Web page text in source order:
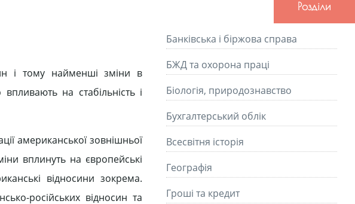
і тому найменші зміни в
на стабільність і
американської зовнішньої
вплинуть на європейські
відносини зокрема.
російських відносин та
Розділи
Банківська і біржова справа
БЖД та охорона праці
Біологія, природознавство
Бухгалтерський облік
Всесвітня історія
Географія
Гроші та кредит